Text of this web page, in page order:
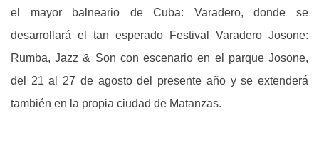
el mayor balneario de Cuba: Varadero, donde se
desarrollará el tan esperado Festival Varadero Josone:
Rumba, Jazz & Son con escenario en el parque Josone,
del 21 al 27 de agosto del presente año y se extenderá
también en la propia ciudad de Matanzas.